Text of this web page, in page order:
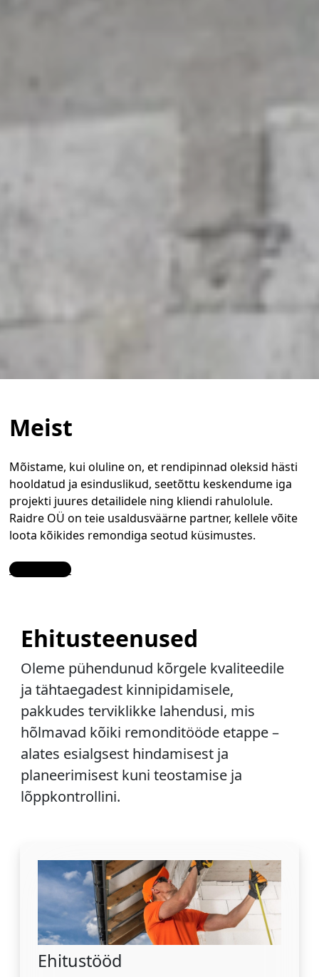
Meist
Mõistame, kui oluline on, et rendipinnad oleksid hästi
hooldatud ja esinduslikud, seetõttu keskendume iga
projekti juures detailidele ning kliendi rahulolule.
Raidre OÜ on teie usaldusväärne partner, kellele võite
loota kõikides remondiga seotud küsimustes.
Contact Us
Ehitusteenused
Oleme pühendunud kõrgele kvaliteedile
ja tähtaegadest kinnipidamisele,
pakkudes terviklikke lahendusi, mis
hõlmavad kõiki remonditööde etappe –
alates esialgsest hindamisest ja
planeerimisest kuni teostamise ja
lõppkontrollini.
Ehitustööd